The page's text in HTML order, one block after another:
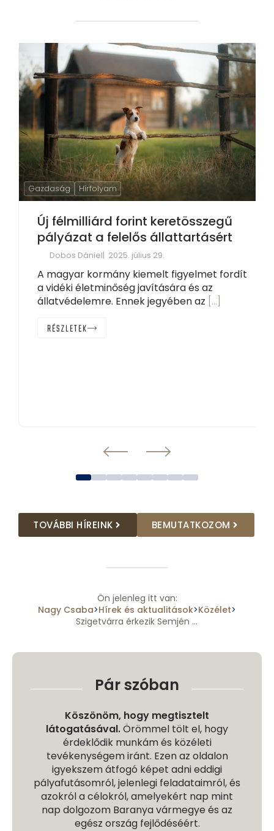
Gazdaság Hírfolyam
Új félmilliárd forint keretösszegű
pályázat a felelős állattartásért
Dobos Dániel 2025. július 29.
A magyar kormány kiemelt figyelmet fordít
a vidéki életminőség javítására és az
állatvédelemre. Ennek jegyében az […]
RÉSZLETEK
TOVÁBBI HÍREINK BEMUTATKOZOM
Ön jelenleg itt van:
Nagy Csaba>Hírek és aktualitások>Közélet>
Szigetvárra érkezik Semjén Zsolt miniszterelnök-helyettes
Pár szóban
Köszönöm, hogy megtisztelt
látogatásával.Örömmel tölt el, hogy
érdeklődik munkám és közéleti
tevékenységem iránt. Ezen az oldalon
igyekszem átfogó képet adni eddigi
pályafutásomról, jelenlegi feladataimról, és
azokról a célokról, amelyekért nap mint
nap dolgozom Baranya vármegye és az
egész ország fejlődéséért.